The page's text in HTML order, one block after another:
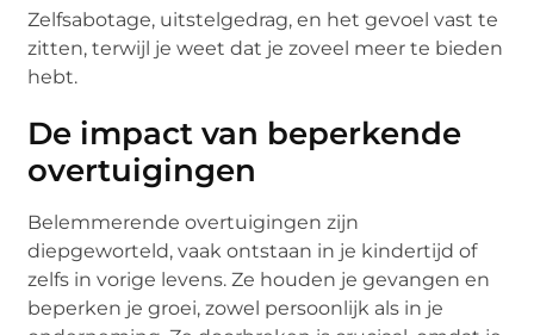
Zelfsabotage, uitstelgedrag, en het gevoel vast te
zitten, terwijl je weet dat je zoveel meer te bieden
hebt.
De impact van beperkende
overtuigingen
Belemmerende overtuigingen zijn
diepgeworteld, vaak ontstaan in je kindertijd of
zelfs in vorige levens. Ze houden je gevangen en
beperken je groei, zowel persoonlijk als in je